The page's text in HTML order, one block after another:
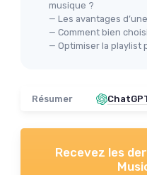
musique ?
— Les avantages
— Comment bien
— Optimiser la playlist
Résumer
Recevez les